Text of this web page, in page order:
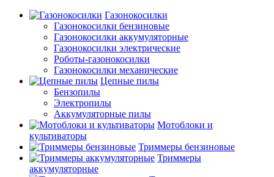
Газонокосилки
Газонокосилки бензиновые
Газонокосилки аккумуляторные
Газонокосилки электрические
Роботы-газонокосилки
Газонокосилки механические
Цепные пилы
Бензопилы
Электропилы
Аккумуляторные пилы
Мотоблоки и
культиваторы
Триммеры бензиновые
Триммеры
аккумуляторные